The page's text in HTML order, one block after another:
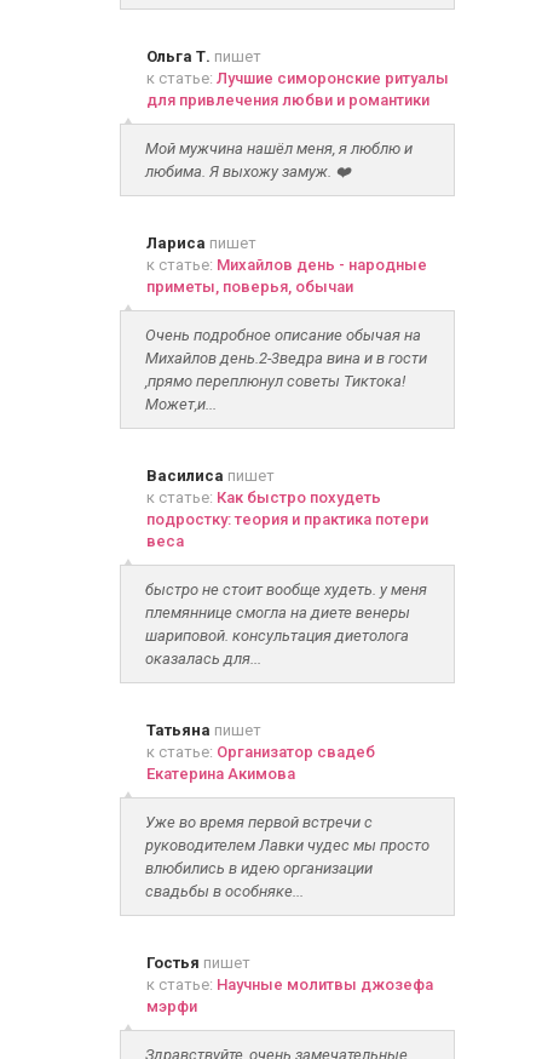
Ольга Т. пишет
к статье: Лучшие симоронские ритуалы
для привлечения любви и романтики
Мой мужчина нашёл меня, я люблю и
любима. Я выхожу замуж. ❤️
Лариса пишет
к статье: Михайлов день - народные
приметы, поверья, обычаи
Очень подробное описание обычая на
Михайлов день.2-3ведра вина и в гости
,прямо переплюнул советы Тиктока!
Может,и...
Василиса пишет
к статье: Как быстро похудеть
подростку: теория и практика потери
веса
быстро не стоит вообще худеть. у меня
племяннице смогла на диете венеры
шариповой. консультация диетолога
оказалась для...
Татьяна пишет
к статье: Организатор свадеб
Екатерина Акимова
Уже во время первой встречи с
руководителем Лавки чудес мы просто
влюбились в идею организации
свадьбы в особняке...
Гостья пишет
к статье: Научные молитвы джозефа
мэрфи
Здравствуйте, очень замечательные